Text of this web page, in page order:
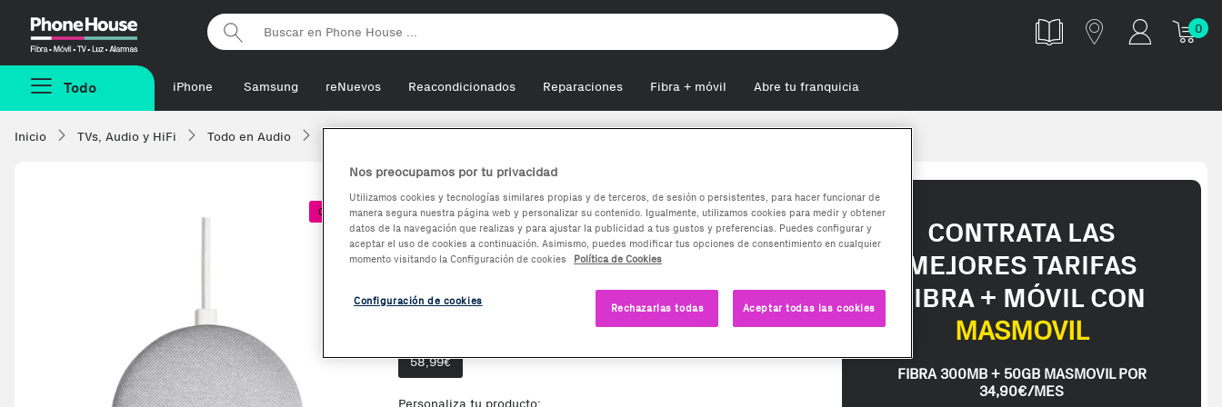
Phonehouse
0
Todo iPhone Samsung reNuevos Reacondicionados Reparaciones Fibra + móvil Abre tu franquicia
Inicio TVs, Audio y HiFi Todo en Audio
Google Home Mini
Coste + 1€
58,99
58,99€
Personaliza tu producto:
CONTRATA LAS
MEJORES TARIFAS
FIBRA + MÓVIL CON
MASMOVIL
FIBRA 300MB + 50GB MASMOVIL POR
34,90€/MES
Nos preocupamos por tu privacidad
Utilizamos cookies y tecnologías similares propias y de terceros, de sesión o persistentes, para hacer funcionar de
manera segura nuestra página web y personalizar su contenido. Igualmente, utilizamos cookies para medir y obtener
datos de la navegación que realizas y para ajustar la publicidad a tus gustos y preferencias. Puedes configurar y
aceptar el uso de cookies a continuación. Asimismo, puedes modificar tus opciones de consentimiento en cualquier
momento visitando la Configuración de cookies
Política de Cookies
Rechazarlas todas Aceptar todas las cookies
Configuración de cookies